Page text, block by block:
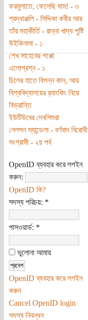
ফরমুলাতে, ফেলেছি ঘাম! - ৩
শ্রদ্ধাঞ্জলি - সিদ্দিকা কবীর আর
তাঁর মহাকীর্তি - রান্না খাদ্য পুষ্টি
উইকিনামা - ১
শেখ সাহেবের গপ্পো
এলোপ্রশ্ন - ১
চিলের হাতে বিপন্ন কান, আর
বিশ্ববিদ্যালয়ের র‌্যাংকিং নিয়ে
বিভ্রান্তি
ইউটিউবের দেবশিশুরা
নেলসন ম্যান্ডেলা - বর্ণবাদ বিরোধী
সংগ্রামী - ২য় পর্ব
OpenID ব্যবহার করে লগইন
করুন:
OpenID কি?
সদস্য পরিচয়: *
পাসওয়ার্ড: *
ভুলোনা আমায়
OpenID ব্যবহার করে লগইন
করুন
Cancel OpenID login
সদস্য নিবন্ধন